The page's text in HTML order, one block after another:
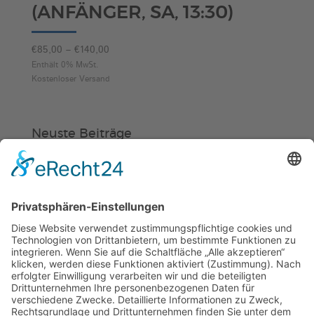
(ANFÄNGER, SA, 13:30)
€85,00 – € 140,00Preisspanne:
bis
Enthält 0% MwSt.
Kostenloser Versand
Neuste Beiträge
Verein
Schwimmabzeichen“
Sommercamps: Fußball, Tanz oder
Hockey